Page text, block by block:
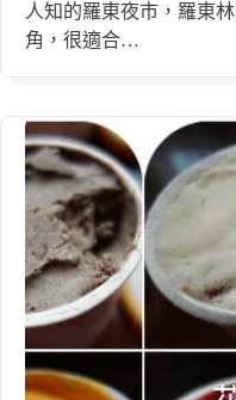
人知的羅東夜市，羅東
角，很適合…